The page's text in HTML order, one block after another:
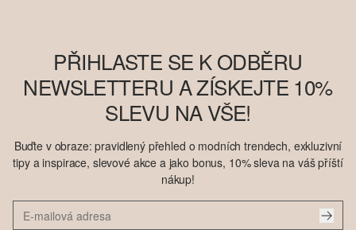
PŘIHLASTE SE K ODBĚRU
NEWSLETTERU A ZÍSKEJTE 10%
SLEVU NA VŠE!
Buďte v obraze: pravidlený přehled o modních trendech, exkluzivní
tipy a inspirace, slevové akce a jako bonus, 10% sleva na váš příští
nákup!